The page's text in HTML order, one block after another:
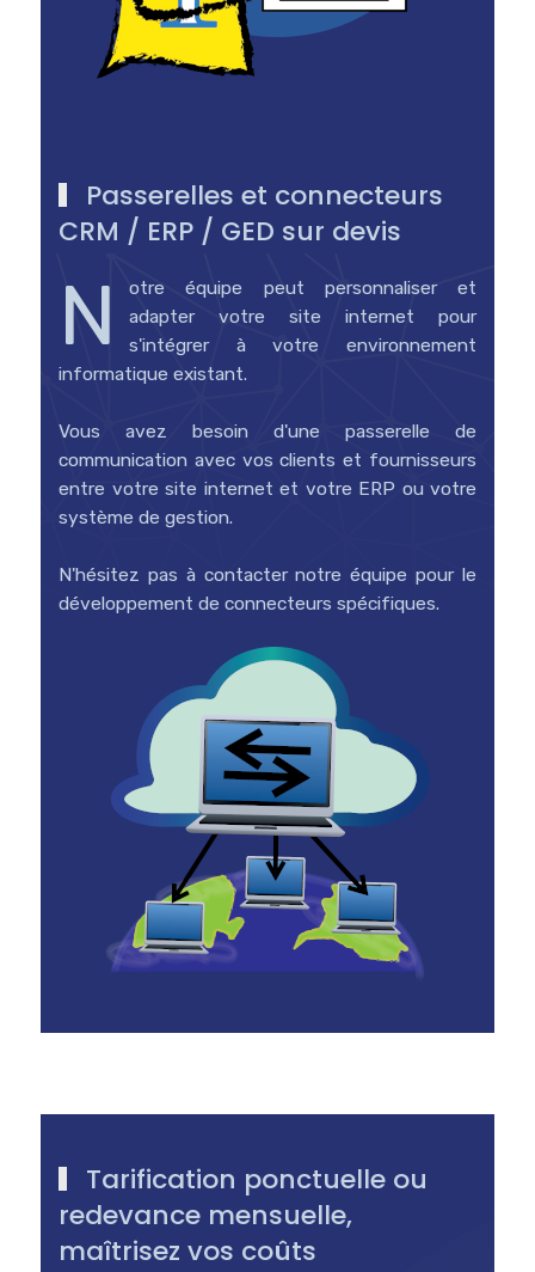
Passerelles et connecteurs
CRM / ERP / GED sur devis
N
otre équipe peut personnaliser et
adapter votre site internet pour
s'intégrer à votre environnement
informatique existant.
Vous avez besoin d'une passerelle de
communication avec vos clients et fournisseurs
entre votre site internet et votre ERP ou votre
système de gestion.
N'hésitez pas à contacter notre équipe pour le
développement de connecteurs spécifiques.
Tarification ponctuelle ou
redevance mensuelle,
maîtrisez vos coûts